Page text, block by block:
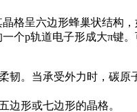
格呈六边形蜂巢状结构
个p轨道电子形成大π
韧。当承受外力时，碳
边形或七边形的晶格。